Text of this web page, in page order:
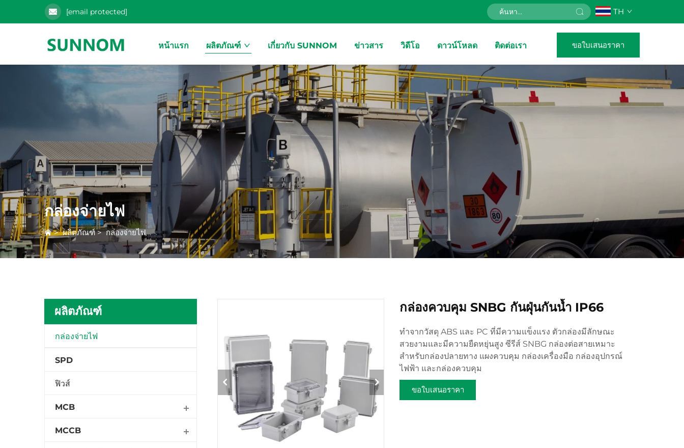
[email protected] TH
หน้าแรก ผลิตภัณฑ์ เกี่ยวกับ SUNNOM ข่าวสาร วิดีโอ ดาวน์โหลด ติดต่อเรา ขอใบเสนอราคา
กล่องจ่ายไฟ
>ผลิตภัณฑ์>กล่องจ่ายไฟ
ผลิตภัณฑ์
กล่องจ่ายไฟ
SPD
ฟิวส์
MCB
MCCB
กล่องควบคุม SNBG กันฝุ่นกันน้ำ IP66
ทำจากวัสดุ ABS และ PC ที่มีความแข็งแรง ตัวกล่องมีลักษณะ
สวยงามและมีความยืดหยุ่นสูง ซีรีส์ SNBG กล่องต่อสายเหมาะ
สำหรับกล่องปลายทาง แผงควบคุม กล่องเครื่องมือ กล่องอุปกรณ์
ไฟฟ้า และกล่องควบคุม
ขอใบเสนอราคา